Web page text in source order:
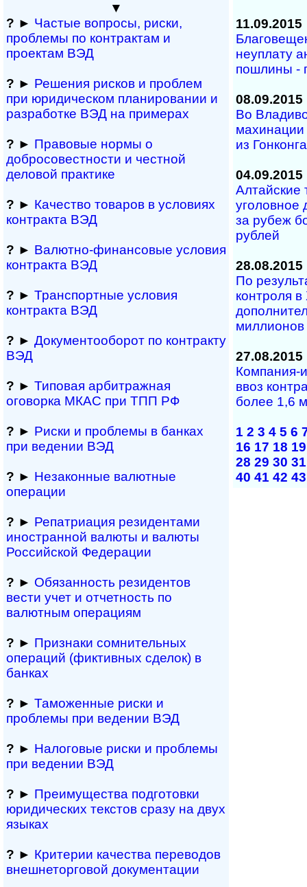
▼
? ► Частые вопросы, рис­ки,
проблемы по конт­рактам и
проектам ВЭД
? ► Решения рисков и про­блем
при юридичес­ком планирова­нии и
разра­ботке ВЭД на примерах
? ► Правовые нормы о
добросовестности и чест­ной
деловой практике
? ► Качество товаров в условиях
контракта ВЭД
? ► Валютно-финансовые условия
контракта ВЭД
? ► Транспортные условия
контракта ВЭД
? ► Документооборот по контракту
ВЭД
? ► Типовая арбитражная
оговорка МКАС при ТПП РФ
? ► Риски и проблемы в банках
при ведении ВЭД
? ► Незаконные валютные
операции
? ► Репатриация ре­зи­ден­та­ми
иностранной ва­лю­ты и валюты
Рос­сий­ской Федерации
? ► Обязанность резиден­тов
вести учет и отчетность по
валютным операциям
? ► Признаки сомнитель­ных
операций (фиктивных сделок) в
банках
? ► Таможенные риски и
проблемы при ведении ВЭД
? ► Налоговые риски и проблемы
при ведении ВЭД
? ► Преимущества под­гото­вки
юри­ди­чес­ких тек­с­тов сразу на двух
языках
? ► Критерии качества переводов
внешне­тор­го­вой документации
11.09.2015
неуплату
пошлины -
08.09.2015
Во
махинации
из
04.09.2015
Алтайские
уголовное
за рубеж
рублей
28.08.2015
По
контроля
миллионов
27.08.2015
Компания-
ввоз
более 1,6
1 2 3 4 5 6
16 17 18 19
28 29 30 31
40 41 42 43